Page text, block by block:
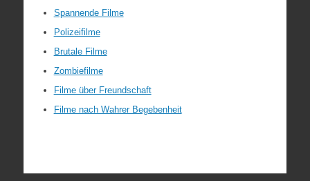
Spannende Filme
Polizeifilme
Brutale Filme
Zombiefilme
Filme über Freundschaft
Filme nach Wahrer Begebenheit